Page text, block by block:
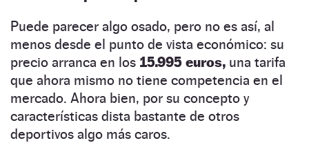
Puede parecer algo osado, pero no es así, al
menos desde el punto de vista económico: su
precio arranca en los 15.995 euros, una tarifa
que ahora mismo no tiene competencia en el
mercado. Ahora bien, por su concepto y
características dista bastante de otros
deportivos algo más caros.